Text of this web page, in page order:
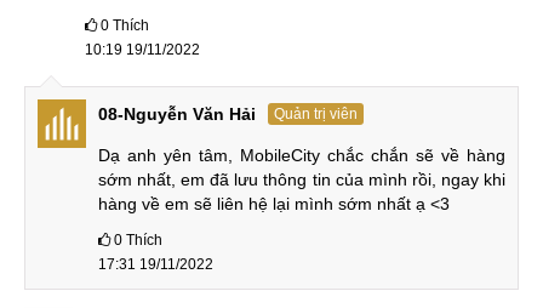
Camera trước Tecno CAMON 19 Pro 5G
Máy còn còn có chế độ chuyên nghiệp Pro nâng cao hơn về
khả năng chỉnh và chụp tốt hơn nhất là ảnh đêm.
Chế độ Pro
Công nghệ LUT 3D kép giúp tối ưu hóa nền và chân dung
một cách riêng biệt. Làm cho màu da tự nhiên nhất có thể và
0 Thích
10:19 19/11/2022
08-Nguyễn Văn Hải Quản trị viên
Dạ anh yên tâm, MobileCity chắc chắn sẽ về hàng
sớm nhất, em đã lưu thông tin của mình rồi, ngay khi
hàng về em sẽ liên hệ lại mình sớm nhất ạ <3
0 Thích
17:31 19/11/2022